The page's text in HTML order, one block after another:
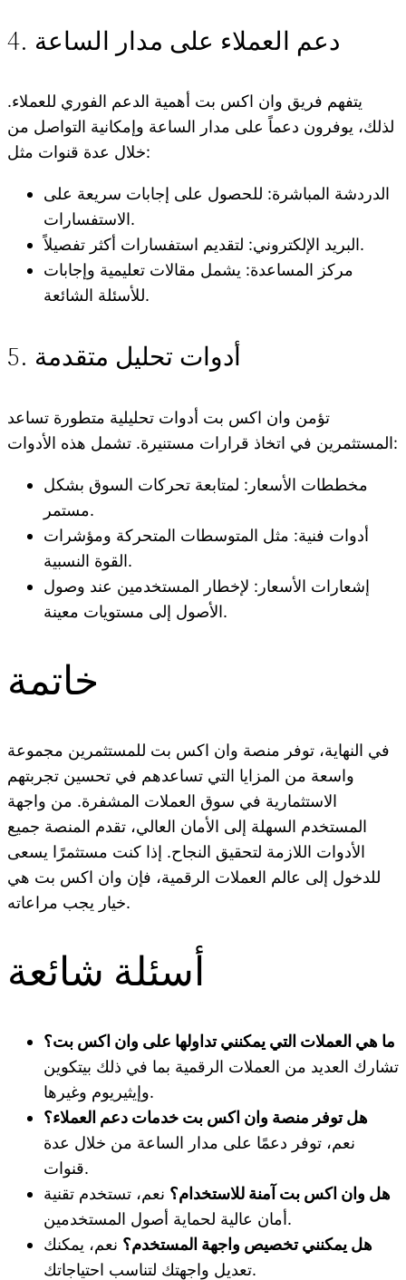
4. دعم العملاء على مدار الساعة
يتفهم فريق وان اكس بت أهمية الدعم الفوري للعملاء.
لذلك، يوفرون دعماً على مدار الساعة وإمكانية التواصل من
خلال عدة قنوات مثل:
الدردشة المباشرة: للحصول على إجابات سريعة على
الاستفسارات.
البريد الإلكتروني: لتقديم استفسارات أكثر تفصيلاً.
مركز المساعدة: يشمل مقالات تعليمية وإجابات
للأسئلة الشائعة.
5. أدوات تحليل متقدمة
تؤمن وان اكس بت أدوات تحليلية متطورة تساعد
المستثمرين في اتخاذ قرارات مستنيرة. تشمل هذه الأدوات:
مخططات الأسعار: لمتابعة تحركات السوق بشكل
مستمر.
أدوات فنية: مثل المتوسطات المتحركة ومؤشرات
القوة النسبية.
إشعارات الأسعار: لإخطار المستخدمين عند وصول
الأصول إلى مستويات معينة.
خاتمة
في النهاية، توفر منصة وان اكس بت للمستثمرين مجموعة
واسعة من المزايا التي تساعدهم في تحسين تجربتهم
الاستثمارية في سوق العملات المشفرة. من واجهة
المستخدم السهلة إلى الأمان العالي، تقدم المنصة جميع
الأدوات اللازمة لتحقيق النجاح. إذا كنت مستثمرًا يسعى
للدخول إلى عالم العملات الرقمية، فإن وان اكس بت هي
خيار يجب مراعاته.
أسئلة شائعة
ما هي العملات التي يمكنني تداولها على وان اكس بت؟
تشارك العديد من العملات الرقمية بما في ذلك بيتكوين
وإيثيريوم وغيرها.
هل توفر منصة وان اكس بت خدمات دعم العملاء؟
نعم، توفر دعمًا على مدار الساعة من خلال عدة
قنوات.
هل وان اكس بت آمنة للاستخدام؟ نعم، تستخدم تقنية
أمان عالية لحماية أصول المستخدمين.
هل يمكنني تخصيص واجهة المستخدم؟ نعم، يمكنك
تعديل واجهتك لتناسب احتياجاتك.